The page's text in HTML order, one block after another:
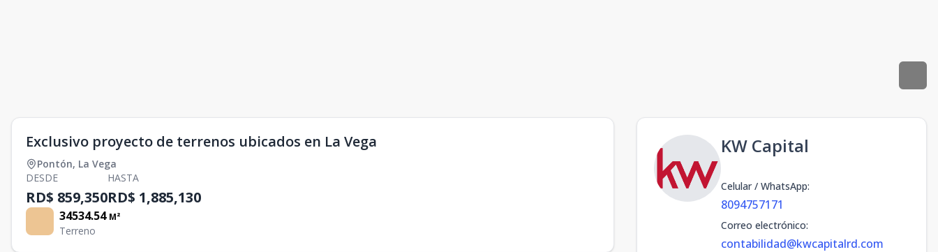
Exclusivo proyecto de terrenos ubicados en La Vega
Pontón, La Vega
DESDE
RD$ 859,350
HASTA
RD$ 1,885,130
34534.54 M²
Terreno
KW Capital
Celular / WhatsApp:
8094757171
Correo electrónico:
contabilidad@kwcapitalrd.com